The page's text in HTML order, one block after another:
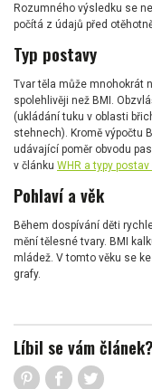
Rozumného výsledku se
počítá z údajů před
Typ postavy
Tvar těla může mnohokrát
spolehlivěji než BMI.
(ukládání tuku v oblasti
stehnech). Kromě výpočtu
udávající poměr obvodu
v článku WHR a typy
Pohlaví a věk
Během dospívání děti
mění tělesné tvary. BMI
mládež. V tomto věku se
grafy.
Líbil se vám